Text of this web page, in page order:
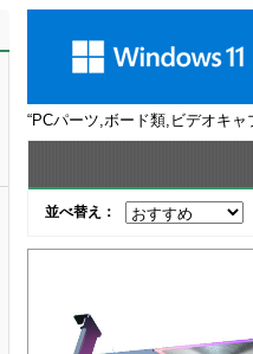
“PCパーツ,ボード類,ビデオキャ
並べ替え：